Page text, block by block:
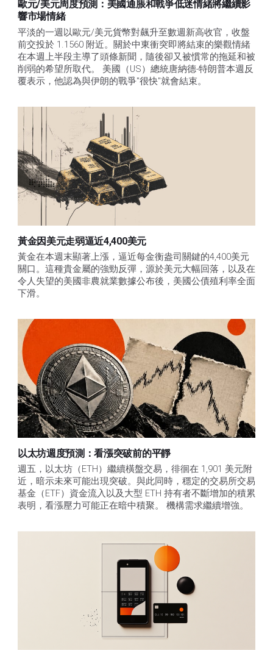
歐元/美元周度預測：美國通脹和戰爭低迷情緒將繼續影
響市場情緒
平淡的一週以歐元/美元貨幣對飆升至數週新高收官，收盤
前交投於 1.1560 附近。關於中東衝突即將結束的樂觀情緒
在本週上半段主導了頭條新聞，隨後卻又被慣常的拖延和被
削弱的希望所取代。 美國（US）總統唐納德-特朗普本週反
覆表示，他認為與伊朗的戰爭"很快"就會結束。
黃金因美元走弱逼近4,400美元
黃金在本週末顯著上漲，逼近每金衡盎司關鍵的4,400美元
關口。這種貴金屬的強勁反彈，源於美元大幅回落，以及在
令人失望的美國非農就業數據公布後，美國公債殖利率全面
下滑。
以太坊週度預測：看漲突破前的平靜
週五，以太坊（ETH）繼續橫盤交易，徘徊在 1,901 美元附
近，暗示未來可能出現突破。與此同時，穩定的交易所交易
基金（ETF）資金流入以及大型 ETH 持有者不斷增加的積累
表明，看漲壓力可能正在暗中積聚。 機構需求繼續增強。